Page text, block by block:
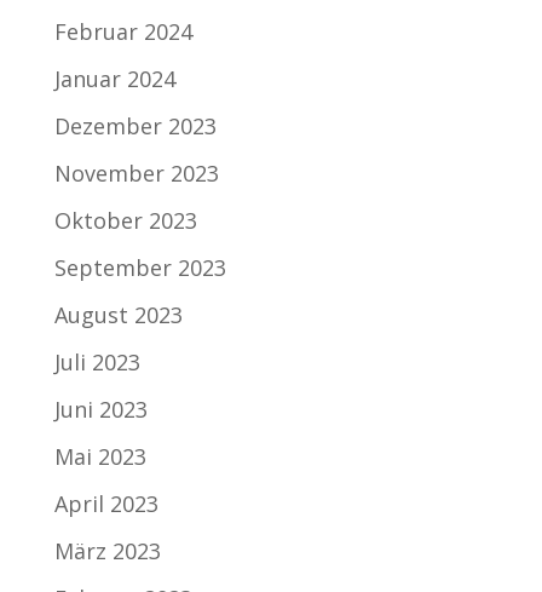
Februar 2024
Januar 2024
Dezember 2023
November 2023
Oktober 2023
September 2023
August 2023
Juli 2023
Juni 2023
Mai 2023
April 2023
März 2023